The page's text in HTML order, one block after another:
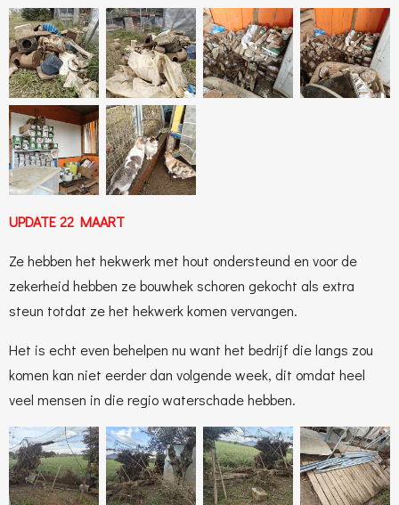
UPDATE 22 MAART
Ze hebben het hekwerk met hout ondersteund en voor de
zekerheid hebben ze bouwhek schoren gekocht als extra
steun totdat ze het hekwerk komen vervangen.
Het is echt even behelpen nu want het bedrijf die langs zou
komen kan niet eerder dan volgende week, dit omdat heel
veel mensen in die regio waterschade hebben.